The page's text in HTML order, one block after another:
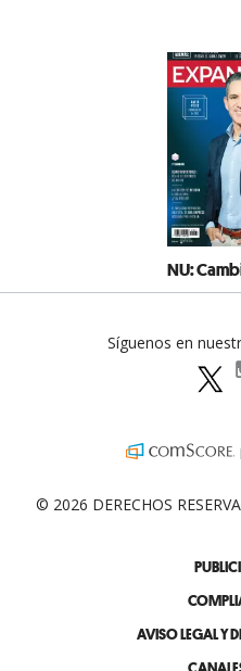
NU:
AVISO LEGAL Y
Síguenos en
© 2026 DERECHOS